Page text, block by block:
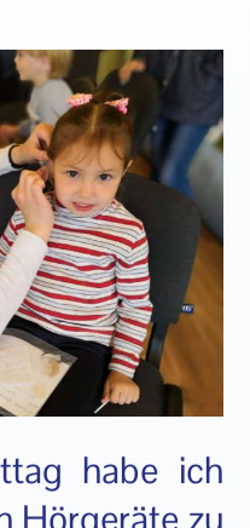
habe ich
Hörgeräte zu